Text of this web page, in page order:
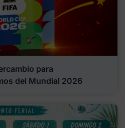
para
del Mundial 2026